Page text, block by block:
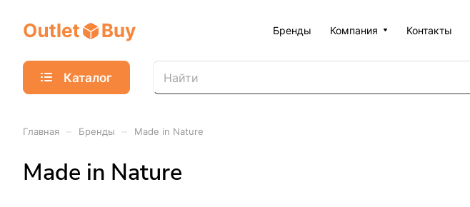
Бренды Компания Контакты
Каталог
Главная Бренды Made in Nature
Made in Nature